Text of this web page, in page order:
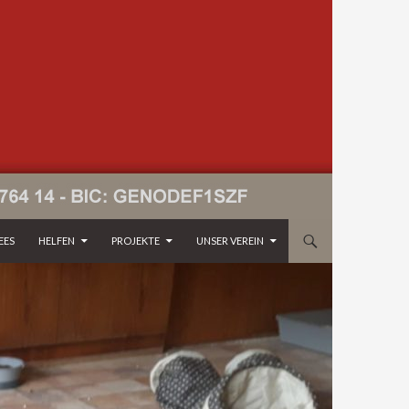
HELFEN PROJEKTE UNSER VEREIN